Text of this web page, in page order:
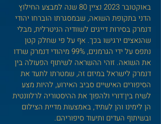
באוקטובר 2023 נציין 80 שנה למבצע החילוץ
הדני בתקופת השואה, שבמסגרתו הוברחו יהודי
דנמרק בסירות דייגים לשוודיה הניטרלית, מבלי
שהנאצים ירגישו בכך. אף על פי שחלק קטן
נתפס על ידי הגרמנים, 99% מיהודי דנמרק שרדו
את השואה. זוהי ההשראה לשיתוף הפעולה בין
דנמרק לישראל במיזם זה, שמטרתו לתעד את
הסיפורים האישיים סביב האירוע, להיות מצע
לשיח בין־דורי ולהפוך את ההיסטוריה לרלוונטית
הן לימינו והן לעתיד, באמצעות מדיית הצילום
ובשיתוף העדים ותיעוד סיפוריהם.